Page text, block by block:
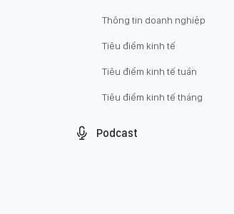
Thông tin doanh nghiệp
Tiêu điểm kinh tế
Tiêu điểm kinh tế tuần
Tiêu điểm kinh tế tháng
Podcast